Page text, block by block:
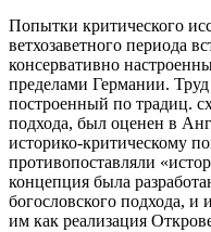
Попытки критического
ветхозаветного периода
консервативно
пределами Германии.
построенный по традиц.
подхода, был оценен в
историко-критическому
противопоставляли
концепция была
богословского подхода, и
им как реализация